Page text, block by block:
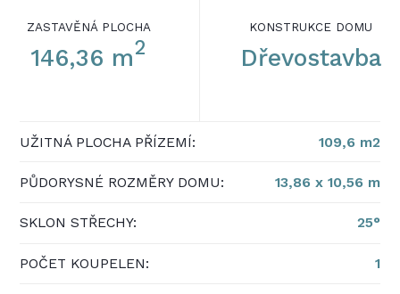
ZASTAVĚNÁ PLOCHA
146,36 m2
KONSTRUKCE DOMU
Dřevostavba
UŽITNÁ PLOCHA PŘÍZEMÍ: 109,6 m2
PŮDORYSNÉ ROZMĚRY DOMU: 13,86 x 10,56 m
SKLON STŘECHY: 25°
POČET KOUPELEN: 1